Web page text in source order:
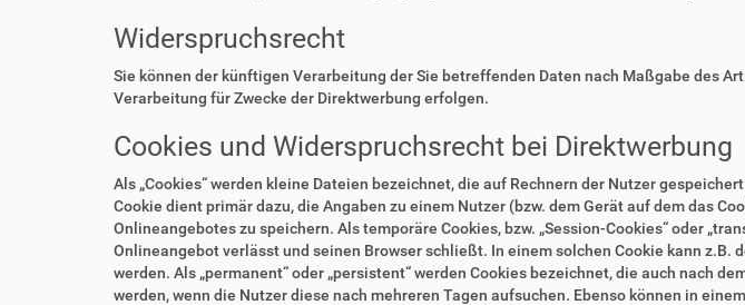
Widerspruchsrecht
Sie können der künftigen Verarbeitung der Sie betreffenden Daten nach Maßgabe des
Verarbeitung für Zwecke der Direktwerbung erfolgen.
Cookies und Widerspruchsrecht bei Direktwerbung
Als „Cookies“ werden kleine Dateien bezeichnet, die auf Rechnern der Nutzer
Cookie dient primär dazu, die Angaben zu einem Nutzer (bzw. dem Gerät auf dem das
Onlineangebotes zu speichern. Als temporäre Cookies, bzw. „Session-Cookies“ oder
Onlineangebot verlässt und seinen Browser schließt. In einem solchen Cookie kann
werden. Als „permanent“ oder „persistent“ werden Cookies bezeichnet, die auch nach
werden, wenn die Nutzer diese nach mehreren Tagen aufsuchen. Ebenso können in